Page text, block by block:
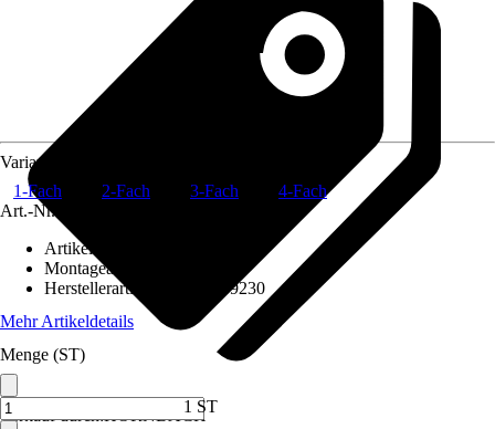
Verkauf durch:HORNBACH
Variante
1-Fach
2-Fach 3-Fach
4-Fach
Art.-Nr.
Artikeltyp
Montageart
Herstellerartikelnummer
59230
Mehr Artikeldetails
Menge (ST)
1 ST